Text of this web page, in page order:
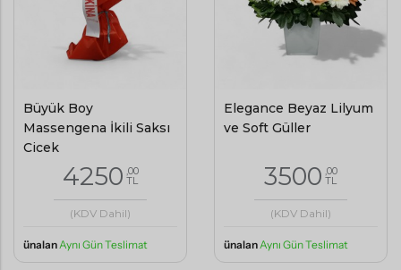
Büyük Boy
Massengena İkili Saksı
Çiçek
4250 ,00
TL
(KDV Dahil)
ünalan Aynı Gün Teslimat
Elegance Beyaz Lilyum
ve Soft Güller
3500 ,00
TL
(KDV Dahil)
ünalan Aynı Gün Teslimat